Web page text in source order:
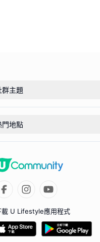
群主題
門地點
載 U Lifestyle應用程式